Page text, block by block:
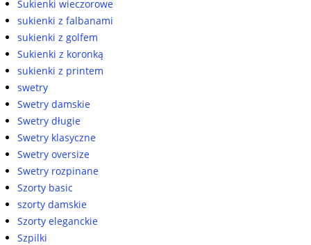
Sukienki wieczorowe
sukienki z falbanami
sukienki z golfem
Sukienki z koronką
sukienki z printem
swetry
Swetry damskie
Swetry długie
Swetry klasyczne
Swetry oversize
Swetry rozpinane
Szorty basic
szorty damskie
Szorty eleganckie
Szpilki